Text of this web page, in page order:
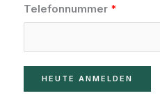
Telefonnummer
HEUTE ANMELDEN